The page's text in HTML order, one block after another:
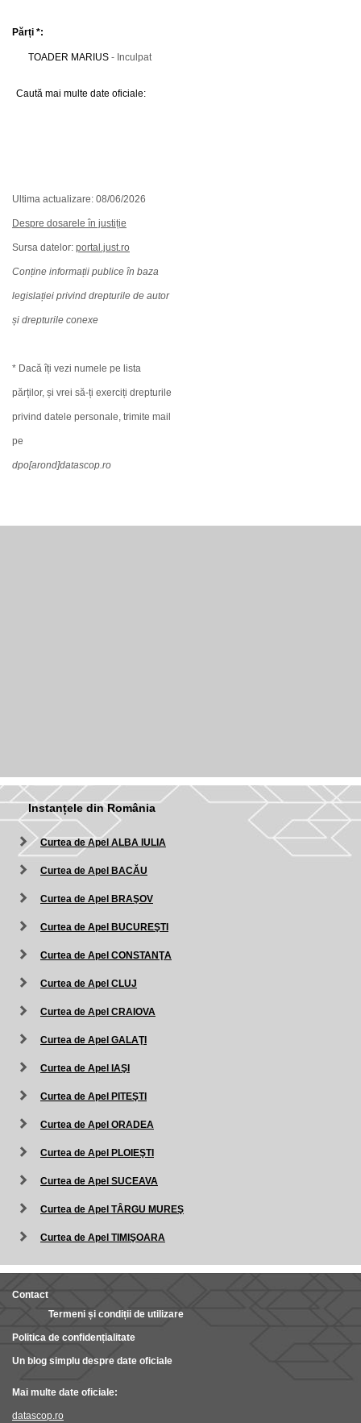
Părți *:
TOADER MARIUS - Inculpat
Caută mai multe date oficiale:
Ultima actualizare: 08/06/2026
Despre dosarele în justiție
Sursa datelor: portal.just.ro
Conține informații publice în baza
legislației privind drepturile de autor
și drepturile conexe
* Dacă îți vezi numele pe lista
părților, și vrei să-ți exerciți drepturile
privind datele personale, trimite mail
pe
dpo[arond]datascop.ro
Instanțele din România
Curtea de Apel ALBA IULIA
Curtea de Apel BACĂU
Curtea de Apel BRAŞOV
Curtea de Apel BUCUREŞTI
Curtea de Apel CONSTANŢA
Curtea de Apel CLUJ
Curtea de Apel CRAIOVA
Curtea de Apel GALAŢI
Curtea de Apel IAŞI
Curtea de Apel PITEŞTI
Curtea de Apel ORADEA
Curtea de Apel PLOIEŞTI
Curtea de Apel SUCEAVA
Curtea de Apel TÂRGU MUREŞ
Curtea de Apel TIMIŞOARA
Contact
Termeni și condiții de utilizare
Politica de confidențialitate
Un blog simplu despre date oficiale
Mai multe date oficiale:
datascop.ro